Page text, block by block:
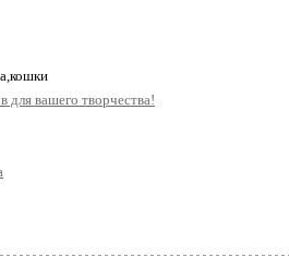
для вашего творчества!